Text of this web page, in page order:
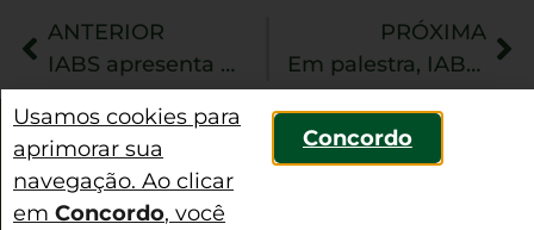
ANTERIOR
IABS apresenta projeto Rural Sustentável em evento de cooperação internacional
PRÓXIMA
Em palestra, IABS apresenta experiências em Pesca e Aquicultura para estudantes da UFAL
Compartilhar
Concordo
Usamos cookies para
aprimorar sua
navegação. Ao clicar
em Concordo, você